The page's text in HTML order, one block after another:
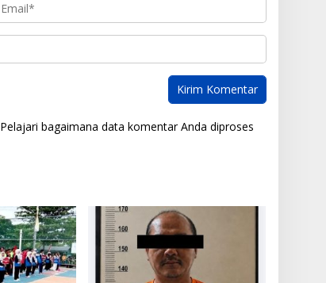
Pelajari bagaimana data komentar Anda diproses